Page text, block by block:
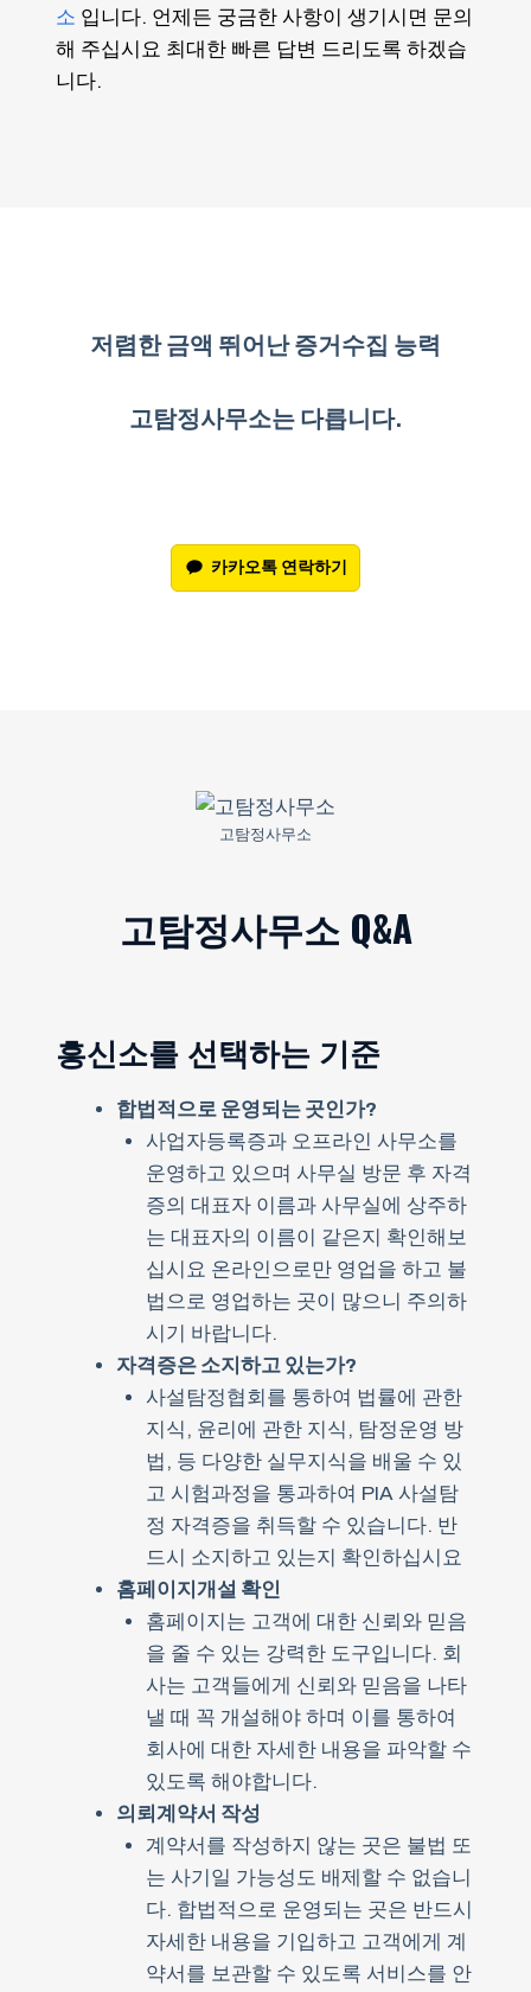
소 입니다. 언제든 궁금한 사항이 생기시면 문의
해 주십시요 최대한 빠른 답변 드리도록 하겠습
니다.
저렴한 금액 뛰어난 증거수집 능력
고탐정사무소는 다릅니다.
카카오톡 연락하기
고탐정사무소
고탐정사무소 Q&A
흥신소를 선택하는 기준
합법적으로 운영되는 곳인가?
사업자등록증과 오프라인 사무소를
운영하고 있으며 사무실 방문 후 자격
증의 대표자 이름과 사무실에 상주하
는 대표자의 이름이 같은지 확인해보
십시요 온라인으로만 영업을 하고 불
법으로 영업하는 곳이 많으니 주의하
시기 바랍니다.
자격증은 소지하고 있는가?
사설탐정협회를 통하여 법률에 관한
지식, 윤리에 관한 지식, 탐정운영 방
법, 등 다양한 실무지식을 배울 수 있
고 시험과정을 통과하여 PIA 사설탐
정 자격증을 취득할 수 있습니다. 반
드시 소지하고 있는지 확인하십시요
홈페이지개설 확인
홈페이지는 고객에 대한 신뢰와 믿음
을 줄 수 있는 강력한 도구입니다. 회
사는 고객들에게 신뢰와 믿음을 나타
낼 때 꼭 개설해야 하며 이를 통하여
회사에 대한 자세한 내용을 파악할 수
있도록 해야합니다.
의뢰계약서 작성
계약서를 작성하지 않는 곳은 불법 또
는 사기일 가능성도 배제할 수 없습니
다. 합법적으로 운영되는 곳은 반드시
자세한 내용을 기입하고 고객에게 계
약서를 보관할 수 있도록 서비스를 안